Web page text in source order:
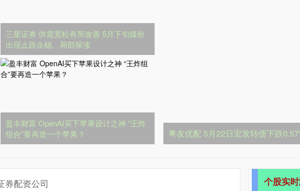
三星证券 供需宽松有所改善 5月下旬煤价
出现止跌企稳、局部探涨
盈丰财富 OpenAI买下苹果设计之神 “王炸
组合”要再造一个苹果？
粤友优配 5月22日宏发转债下跌
券配资公司 个股实